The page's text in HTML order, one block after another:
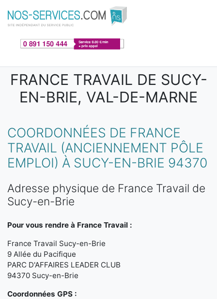
Aller au contenu principal
FRANCE TRAVAIL DE SUCY-
EN-BRIE, VAL-DE-MARNE
COORDONNÉES DE FRANCE
TRAVAIL (ANCIENNEMENT PÔLE
EMPLOI) À SUCY-EN-BRIE 94370
Adresse physique de France Travail de
Sucy-en-Brie
Pour vous rendre à France Travail :
France Travail Sucy-en-Brie
9 Allée du Pacifique
PARC D'AFFAIRES LEADER CLUB
94370 Sucy-en-Brie
Coordonnées GPS :